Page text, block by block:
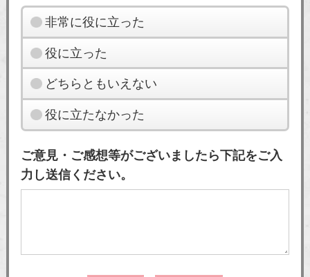
非常に役に立った
役に立った
どちらともいえない
役に立たなかった
ご意見・ご感想等がございましたら下記をご入
力し送信ください。